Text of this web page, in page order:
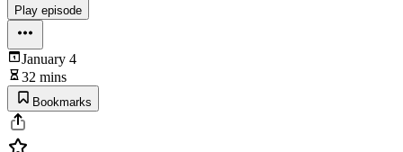
Play episode
January 4
32 mins
Bookmarks